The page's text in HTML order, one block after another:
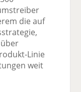
die auf
Linie
weit